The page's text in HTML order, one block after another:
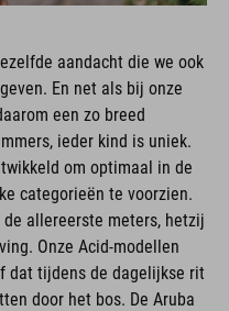
aandacht die we ook
En net als bij onze
een zo breed
ieder kind is uniek.
om optimaal in de
categorieën te voorzien.
allereerste meters, hetzij
Onze Acid-modellen
dat tijdens de dagelijkse rit
door het bos. De Aruba